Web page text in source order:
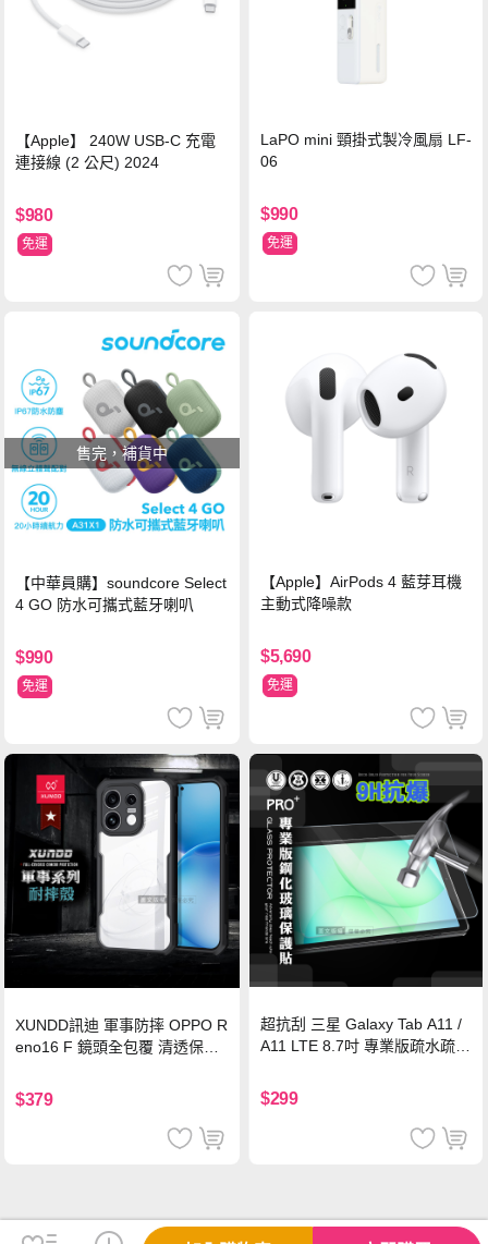
【Apple】 240W USB-C 充電
連接線 (2 公尺) 2024
$980
免運
LaPO mini 頸掛式製冷風扇 LF-
06
$990
免運
售完，補貨中
【中華員購】soundcore Select
4 GO 防水可攜式藍牙喇叭
$990
免運
【Apple】AirPods 4 藍芽耳機
主動式降噪款
$5,690
免運
XUNDD訊迪 軍事防摔 OPPO R
eno16 F 鏡頭全包覆 清透保護
$379
超抗刮 三星 Galaxy Tab A11 /
A11 LTE 8.7吋 專業版疏水疏油
$299